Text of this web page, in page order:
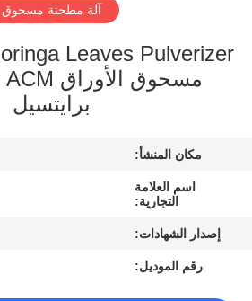
عنا
المعمل
مراقبة
الجودة
آلة مطحنة مسحوق
برايتسيل
مكان المنشأ:
اسم العلامة
التجارية:
إصدار الشهادات:
رقم الموديل: